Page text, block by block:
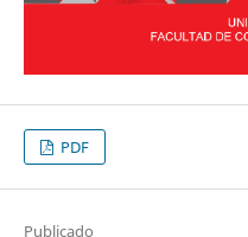
PDF
Publicado